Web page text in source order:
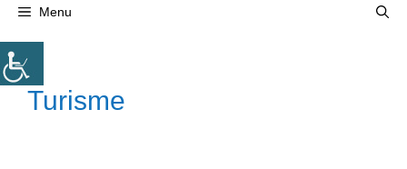
Menu
Turisme